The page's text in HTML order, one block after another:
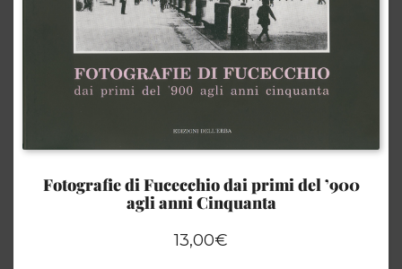
Fotografie di Fucecchio dai primi del ’900
agli anni Cinquanta
13,00€